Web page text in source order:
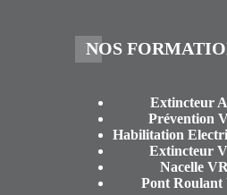
NOS
Extincteur
Prévention
Habilitation
Extincteur
Nacelle VR
Pont Roulant